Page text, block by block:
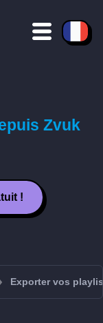
Zvuk
!
Exporter vos